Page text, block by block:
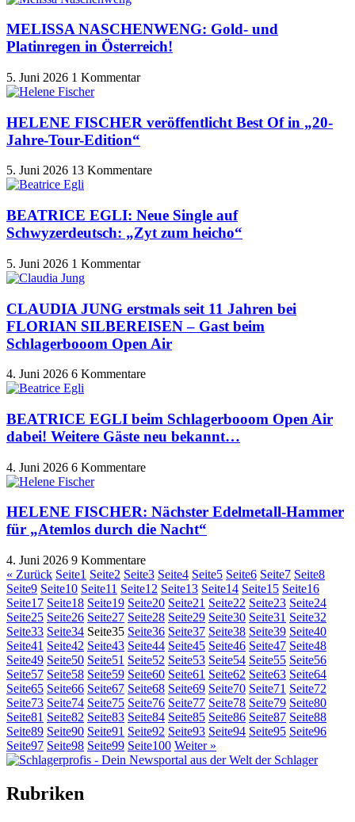
MELISSA NASCHENWENG: Gold- und
Platinregen in Österreich!
5. Juni 2026 1 Kommentar
HELENE FISCHER veröffentlicht Best Of in „20-
Jahre-Tour-Edition“
5. Juni 2026 13 Kommentare
BEATRICE EGLI: Neue Single auf
Schwyzerdeutsch: „Zyt zum heicho“
5. Juni 2026 1 Kommentar
CLAUDIA JUNG erstmals seit 11 Jahren bei
FLORIAN SILBEREISEN – Gast beim
Schlagerbooom Open Air
4. Juni 2026 6 Kommentare
BEATRICE EGLI beim Schlagerbooom Open Air
dabei! Weitere Gäste neu bekannt…
4. Juni 2026 6 Kommentare
HELENE FISCHER: Nächster Edelmetall-Hammer
für „Atemlos durch die Nacht“
4. Juni 2026 9 Kommentare
« Zurück Seite1 Seite2 Seite3 Seite4 Seite5 Seite6 Seite7 Seite8
Seite9 Seite10 Seite11 Seite12 Seite13 Seite14 Seite15 Seite16
Seite17 Seite18 Seite19 Seite20 Seite21 Seite22 Seite23 Seite24
Seite25 Seite26 Seite27 Seite28 Seite29 Seite30 Seite31 Seite32
Seite33 Seite34 Seite35 Seite36 Seite37 Seite38 Seite39 Seite40
Seite41 Seite42 Seite43 Seite44 Seite45 Seite46 Seite47 Seite48
Seite49 Seite50 Seite51 Seite52 Seite53 Seite54 Seite55 Seite56
Seite57 Seite58 Seite59 Seite60 Seite61 Seite62 Seite63 Seite64
Seite65 Seite66 Seite67 Seite68 Seite69 Seite70 Seite71 Seite72
Seite73 Seite74 Seite75 Seite76 Seite77 Seite78 Seite79 Seite80
Seite81 Seite82 Seite83 Seite84 Seite85 Seite86 Seite87 Seite88
Seite89 Seite90 Seite91 Seite92 Seite93 Seite94 Seite95 Seite96
Seite97 Seite98 Seite99 Seite100 Weiter »
Rubriken